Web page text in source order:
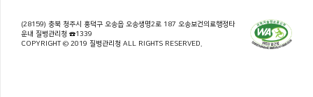
(28159) 충북 청주시 흥덕구 오송읍 오송생명2로 187 오송보건의료행정타
운내 질병관리청 ☎1339
COPYRIGHT © 2019 질병관리청 ALL RIGHTS RESERVED.